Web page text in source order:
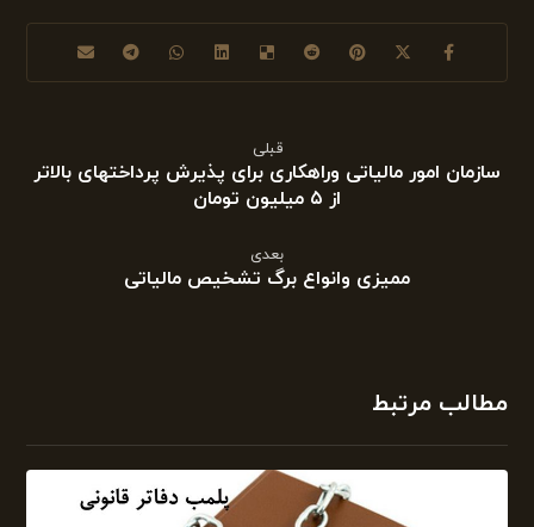
قبلی
سازمان امور مالیاتی وراهکاری برای پذیرش پرداختهای بالاتر
از ۵ میلیون تومان
بعدی
ممیزی وانواع برگ تشخیص مالیاتی
مطالب مرتبط